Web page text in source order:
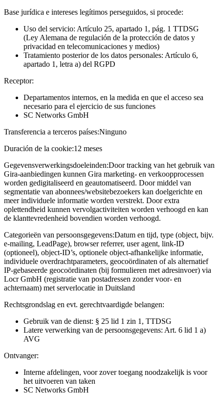
Base jurídica e intereses legítimos perseguidos, si procede:
Uso del servicio: Artículo 25, apartado 1, pág. 1 TTDSG
(Ley Alemana de regulación de la protección de datos y
privacidad en telecomunicaciones y medios)
Tratamiento posterior de los datos personales: Artículo 6,
apartado 1, letra a) del RGPD
Receptor:
Departamentos internos, en la medida en que el acceso sea
necesario para el ejercicio de sus funciones
SC Networks GmbH
Transferencia a terceros países:Ninguno
Duración de la cookie:12 meses
Gegevensverwerkingsdoeleinden:Door tracking van het gebruik van
Gira-aanbiedingen kunnen Gira marketing- en verkoopprocessen
worden gedigitaliseerd en geautomatiseerd. Door middel van
segmentatie van abonnees/websitebezoekers kan doelgerichte en
meer individuele informatie worden verstrekt. Door extra
oplettendheid kunnen vervolgactiviteiten worden verhoogd en kan
de klanttevredenheid bovendien worden verhoogd.
Categorieën van persoonsgegevens:Datum en tijd, type (object, bijv.
e-mailing, LeadPage), browser referrer, user agent, link-ID
(optioneel), object-ID’s, optionele object-afhankelijke informatie,
individuele overdrachtparameters, geocoördinaten of als alternatief
IP-gebaseerde geocoördinaten (bij formulieren met adresinvoer) via
Locr GmbH (registratie van postadressen zonder voor- en
achternaam) met serverlocatie in Duitsland
Rechtsgrondslag en evt. gerechtvaardigde belangen:
Gebruik van de dienst: § 25 lid 1 zin 1, TTDSG
Latere verwerking van de persoonsgegevens: Art. 6 lid 1 a)
AVG
Ontvanger:
Interne afdelingen, voor zover toegang noodzakelijk is voor
het uitvoeren van taken
SC Networks GmbH